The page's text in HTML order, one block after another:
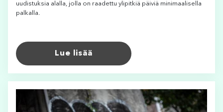
uudistuksia alalla, jolla on raadettu ylipitkiä päiviä minimaalisella
palkalla.
Lue lisää